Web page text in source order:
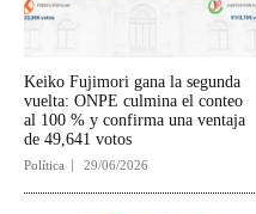
Keiko Fujimori gana la segunda
vuelta: ONPE culmina el conteo
al 100 % y confirma una ventaja
de 49,641 votos
Política 29/06/2026